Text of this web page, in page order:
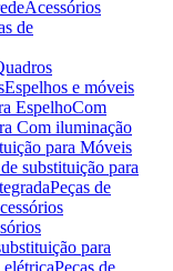
Acessórios
de
Espelhos e móveis
EspelhoCom
Com iluminação
para Móveis
substituição para
Peças de
para
elétricaPeças de